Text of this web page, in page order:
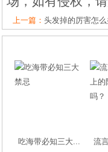
上一篇： 头发掉的厉害怎
吃海带必知三大... 流